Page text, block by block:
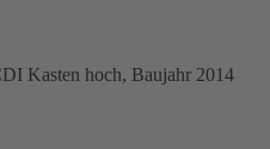
Kasten hoch, Baujahr 2014